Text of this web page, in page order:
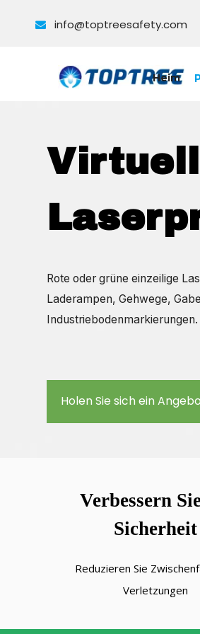
 info@toptreesafety.com
Heim
Rote oder grüne einzeilige
Laderampen, Gehwege,
Industriebodenmarkierungen.
Holen Sie sich ein
Verbessern
Sicherheit
Reduzieren Sie
Verletzungen